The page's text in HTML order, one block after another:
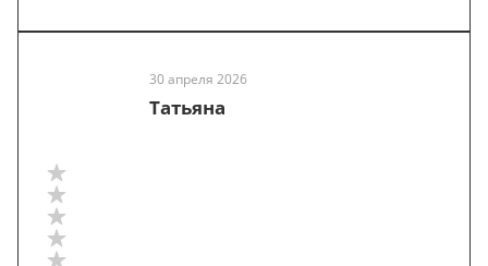
30 апреля 2026
Татьяна